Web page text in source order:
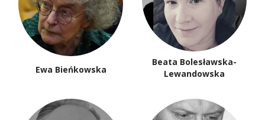
Ewa Bieńkowska
Beata Bolesławska-
Lewandowska